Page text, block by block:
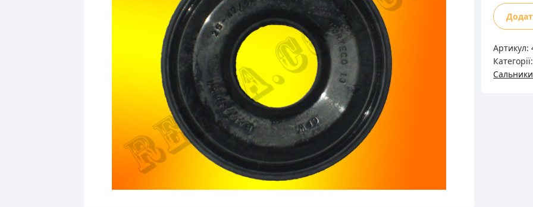
25135
Артикул:
Сальники